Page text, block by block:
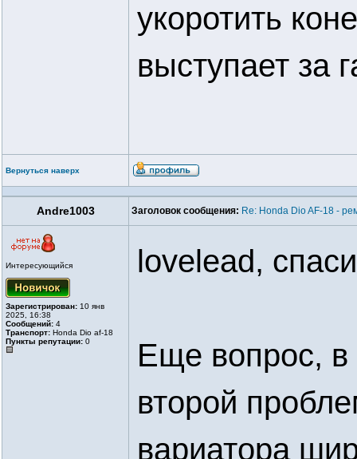
укоротить
выступает за
Вернуться наверх
Andre1003 Заголовок сообщения: Re: Honda Dio AF-18 -
Интересующийся
Зарегистрирован: 10 янв
2025, 16:38
Сообщений: 4
Транспорт: Honda Dio af-18
Пункты репутации: 0
lovelead,
Еще вопрос,
второй
вариатора